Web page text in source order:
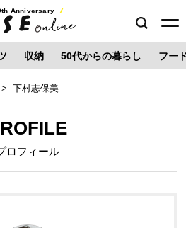
Anniversary
収納 50代からの暮らし フー
下村志保美
ロフィール